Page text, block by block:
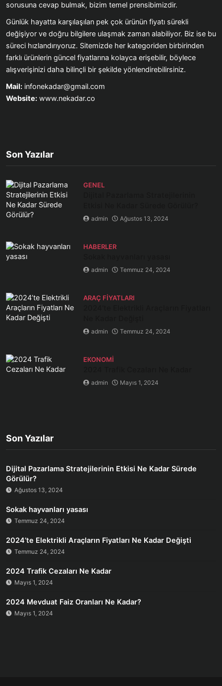
sorusuna cevap bulmak, bizim temel prensibimizdir.
Günlük hayatta karşılaşılan pek çok ürünün fiyatı sürekli
değişiyor ve doğru bilgilere ulaşmak zaman alabiliyor. Biz ise bu
süreci hızlandırıyoruz. Sitemizde her kategoriden birbirinden
farklı ürünlerin güncel fiyatlarına kolayca erişebilir, böylece
alışverişinizi daha bilinçli bir şekilde yönlendirebilirsiniz.
Mail: infonekadar@gmail.com
Website: www.nekadar.co
Son Yazılar
GENEL
admin Ağustos 13, 2024
HABERLER
admin Temmuz 24, 2024
ARAÇ FIYATLARI
admin Temmuz 24, 2024
EKONOMI
admin Mayıs 1, 2024
Son Yazılar
Dijital Pazarlama Stratejilerinin Etkisi Ne Kadar Sürede
Görülür?
Ağustos 13, 2024
Sokak hayvanları yasası
Temmuz 24, 2024
2024’te Elektrikli Araçların Fiyatları Ne Kadar Değişti
Temmuz 24, 2024
2024 Trafik Cezaları Ne Kadar
Mayıs 1, 2024
2024 Mevduat Faiz Oranları Ne Kadar?
Mayıs 1, 2024